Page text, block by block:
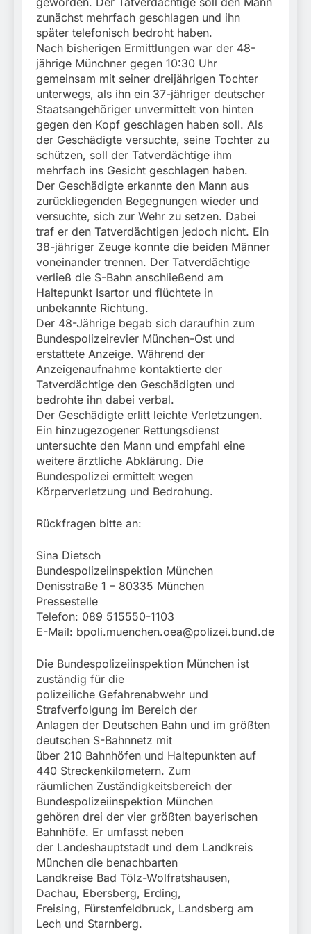
Beinahekollision an
Bahnübergang in Aubing
/ Bundespolizei ermittelt
wegen gefährlichen
Eingriffs in den
Bahnverkehr
5. August 2026
zunächst mehrfach geschlagen und ihn
später telefonisch bedroht haben.
Nach bisherigen Ermittlungen war der 48-
jährige Münchner gegen 10:30 Uhr
gemeinsam mit seiner dreijährigen Tochter
unterwegs, als ihn ein 37-jähriger deutscher
Staatsangehöriger unvermittelt von hinten
gegen den Kopf geschlagen haben soll. Als
der Geschädigte versuchte, seine Tochter zu
schützen, soll der Tatverdächtige ihm
mehrfach ins Gesicht geschlagen haben.
Der Geschädigte erkannte den Mann aus
zurückliegenden Begegnungen wieder und
versuchte, sich zur Wehr zu setzen. Dabei
traf er den Tatverdächtigen jedoch nicht. Ein
38-jähriger Zeuge konnte die beiden Männer
voneinander trennen. Der Tatverdächtige
verließ die S-Bahn anschließend am
Haltepunkt Isartor und flüchtete in
unbekannte Richtung.
Der 48-Jährige begab sich daraufhin zum
Bundespolizeirevier München-Ost und
erstattete Anzeige. Während der
Anzeigenaufnahme kontaktierte der
Tatverdächtige den Geschädigten und
bedrohte ihn dabei verbal.
Der Geschädigte erlitt leichte Verletzungen.
Ein hinzugezogener Rettungsdienst
untersuchte den Mann und empfahl eine
weitere ärztliche Abklärung. Die
Bundespolizei ermittelt wegen
Körperverletzung und Bedrohung.
Rückfragen bitte an:
Sina Dietsch
Bundespolizeiinspektion München
Denisstraße 1 – 80335 München
Pressestelle
Telefon: 089 515550-1103
E-Mail: bpoli.muenchen.oea@polizei.bund.de
Die Bundespolizeiinspektion München ist
zuständig für die
polizeiliche Gefahrenabwehr und
Strafverfolgung im Bereich der
Anlagen der Deutschen Bahn und im größten
deutschen S-Bahnnetz mit
über 210 Bahnhöfen und Haltepunkten auf
440 Streckenkilometern. Zum
räumlichen Zuständigkeitsbereich der
Bundespolizeiinspektion München
gehören drei der vier größten bayerischen
Bahnhöfe. Er umfasst neben
der Landeshauptstadt und dem Landkreis
München die benachbarten
Landkreise Bad Tölz-Wolfratshausen,
Dachau, Ebersberg, Erding,
Freising, Fürstenfeldbruck, Landsberg am
Lech und Starnberg.